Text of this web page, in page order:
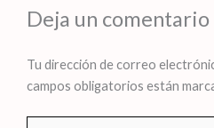
Deja un comentario
Tu dirección de correo
campos obligatorios están